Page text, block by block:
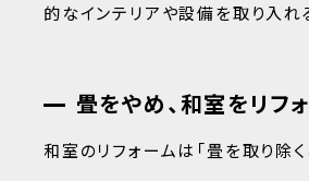
的なインテリアや設備を取り入れ
畳をやめ、和室をリフ
和室のリフォームは「畳を取り除